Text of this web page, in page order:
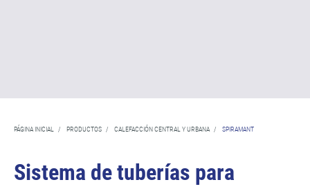
PÁGINA INICIAL / PRODUCTOS / CALEFACCIÓN CENTRAL Y URBANA / SPIRAMANT
Sistema de tuberías para